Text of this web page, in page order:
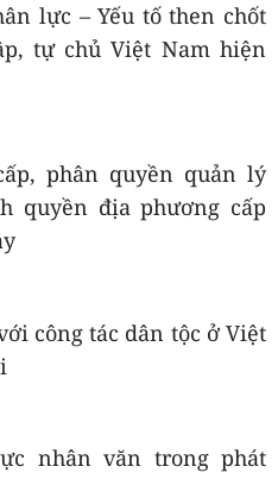
lực – Yếu tố then chốt
tự chủ Việt Nam hiện
phân quyền quản lý
quyền địa phương cấp
công tác dân tộc ở Việt
nhân văn trong phát